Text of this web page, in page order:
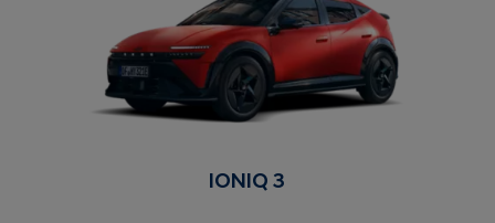
IONIQ 3